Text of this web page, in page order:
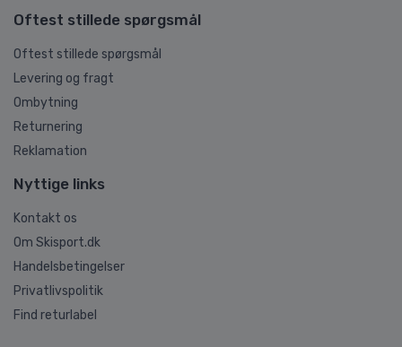
Oftest stillede spørgsmål
Oftest stillede spørgsmål
Levering og fragt
Ombytning
Returnering
Reklamation
Nyttige links
Kontakt os
Om Skisport.dk
Handelsbetingelser
Privatlivspolitik
Find returlabel